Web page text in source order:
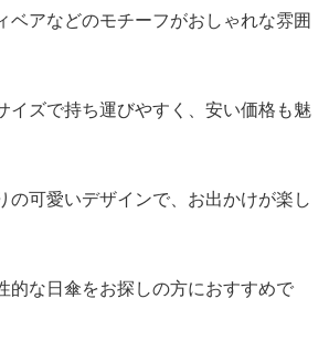
ベアなどのモチーフがおしゃれな雰囲
イズで持ち運びやすく、安い価格も魅
の可愛いデザインで、お出かけが楽し
的な日傘をお探しの方におすすめで